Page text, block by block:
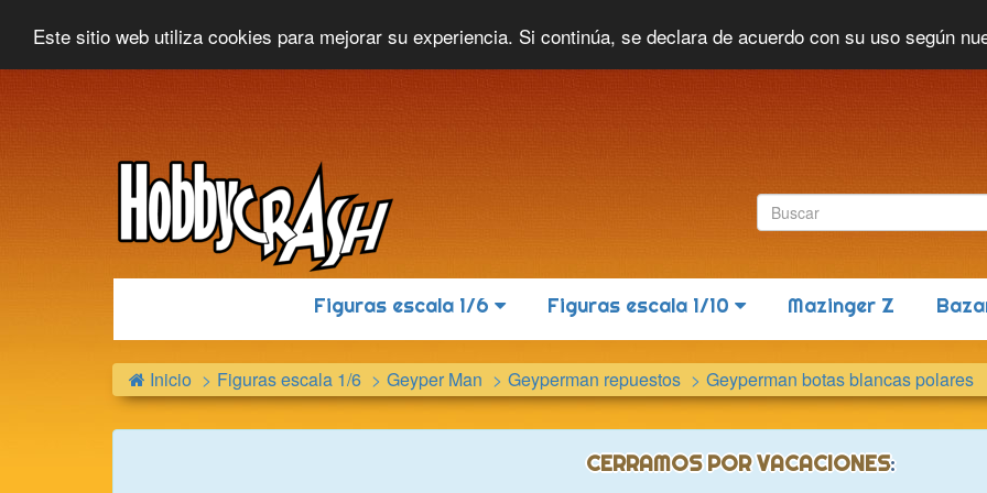
Este sitio web utiliza cookies para mejorar su experiencia. Si continúa, se declara de acuerdo con su uso según
Hobbycrash Novedades Contacto Idioma actual: Español
Figuras escala 1/6 Figuras escala 1/10 Mazinger Z
Inicio Figuras escala 1/6 Geyper Man Geyperman repuestos Geyperman botas blancas polares
CERRAMOS POR VACACIONES: